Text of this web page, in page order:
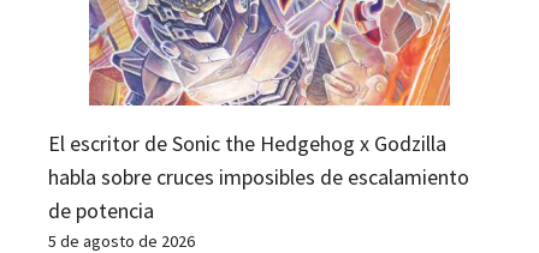
El escritor de Sonic the Hedgehog x Godzilla
habla sobre cruces imposibles de escalamiento
de potencia
5 de agosto de 2026